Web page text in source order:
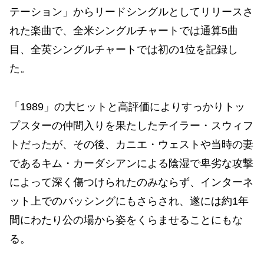
テーション」からリードシングルとしてリリースさ
れた楽曲で、全米シングルチャートでは通算5曲
目、全英シングルチャートでは初の1位を記録し
た。
「1989」の大ヒットと高評価によりすっかりトッ
プスターの仲間入りを果たしたテイラー・スウィフ
トだったが、その後、カニエ・ウェストや当時の妻
であるキム・カーダシアンによる陰湿で卑劣な攻撃
によって深く傷つけられたのみならず、インターネ
ット上でのバッシングにもさらされ、遂には約1年
間にわたり公の場から姿をくらませることにもな
る。